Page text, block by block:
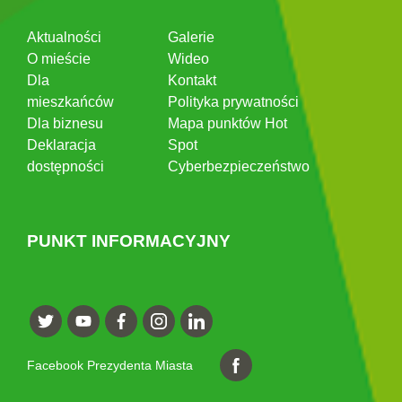
Aktualności
O mieście
Dla
mieszkańców
Dla biznesu
Deklaracja
dostępności
Galerie
Wideo
Kontakt
Polityka prywatności
Mapa punktów Hot
Spot
Cyberbezpieczeństwo
PUNKT INFORMACYJNY
Facebook Prezydenta Miasta